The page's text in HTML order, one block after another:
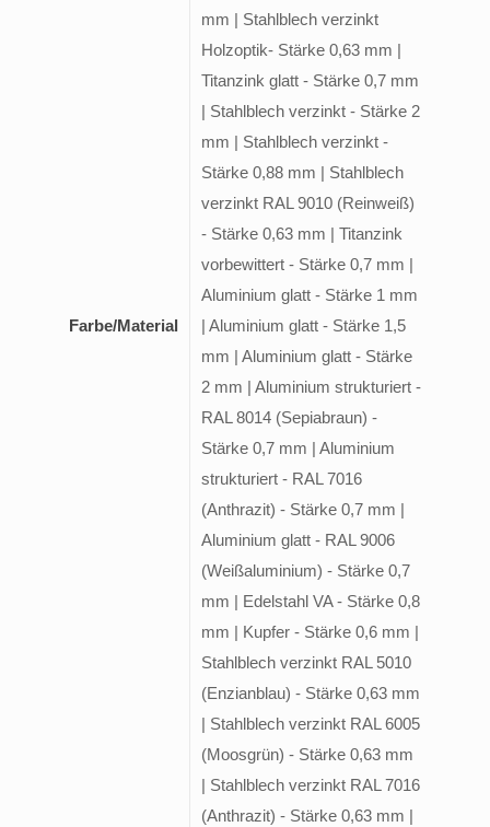
Farbe/Material
mm | Stahlblech verzinkt
Holzoptik- Stärke 0,63 mm |
Titanzink glatt - Stärke 0,7 mm
| Stahlblech verzinkt - Stärke 2
mm | Stahlblech verzinkt -
Stärke 0,88 mm | Stahlblech
verzinkt RAL 9010 (Reinweiß)
- Stärke 0,63 mm | Titanzink
vorbewittert - Stärke 0,7 mm |
Aluminium glatt - Stärke 1 mm
| Aluminium glatt - Stärke 1,5
mm | Aluminium glatt - Stärke
2 mm | Aluminium strukturiert -
RAL 8014 (Sepiabraun) -
Stärke 0,7 mm | Aluminium
strukturiert - RAL 7016
(Anthrazit) - Stärke 0,7 mm |
Aluminium glatt - RAL 9006
(Weißaluminium) - Stärke 0,7
mm | Edelstahl VA - Stärke 0,8
mm | Kupfer - Stärke 0,6 mm |
Stahlblech verzinkt RAL 5010
(Enzianblau) - Stärke 0,63 mm
| Stahlblech verzinkt RAL 6005
(Moosgrün) - Stärke 0,63 mm
| Stahlblech verzinkt RAL 7016
(Anthrazit) - Stärke 0,63 mm |